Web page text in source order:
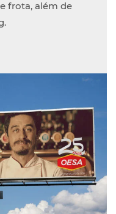
frota, além de